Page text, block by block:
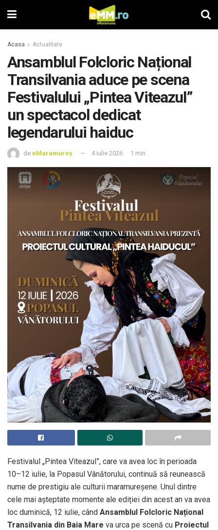
Acasa Actualitate
Ansamblul Folcloric Național
Transilvania aduce pe scena
Festivalului „Pintea Viteazul”
un spectacol dedicat
legendarului haiduc
de eMaramureș 4 iulie 2026 1 min
Festivalul „Pintea Viteazul”, care va avea loc în perioada
10–12 iulie, la Popasul Vânătorului, continuă să reunească
nume de prestigiu ale culturii maramureșene. Unul dintre
cele mai așteptate momente ale ediției din acest an va avea
loc duminică, 12 iulie, când Ansamblul Folcloric Național
Transilvania din Baia Mare va urca pe scenă cu Proiectul